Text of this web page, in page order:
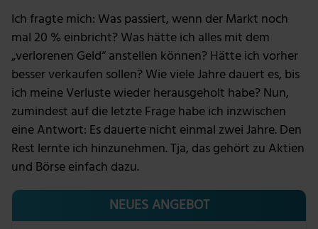
Ich fragte mich: Was passiert, wenn der Markt noch
mal 20 % einbricht? Was hätte ich alles mit dem
„verlorenen Geld“ anstellen können? Hätte ich vorher
besser verkaufen sollen? Wie viele Jahre dauert es, bis
ich meine Verluste wieder herausgeholt habe? Nun,
zumindest auf die letzte Frage habe ich inzwischen
eine Antwort: Es dauerte nicht einmal zwei Jahre. Den
Rest lernte ich hinzunehmen. Tja, das gehört zu Aktien
und Börse einfach dazu.
NEUES ANGEBOT